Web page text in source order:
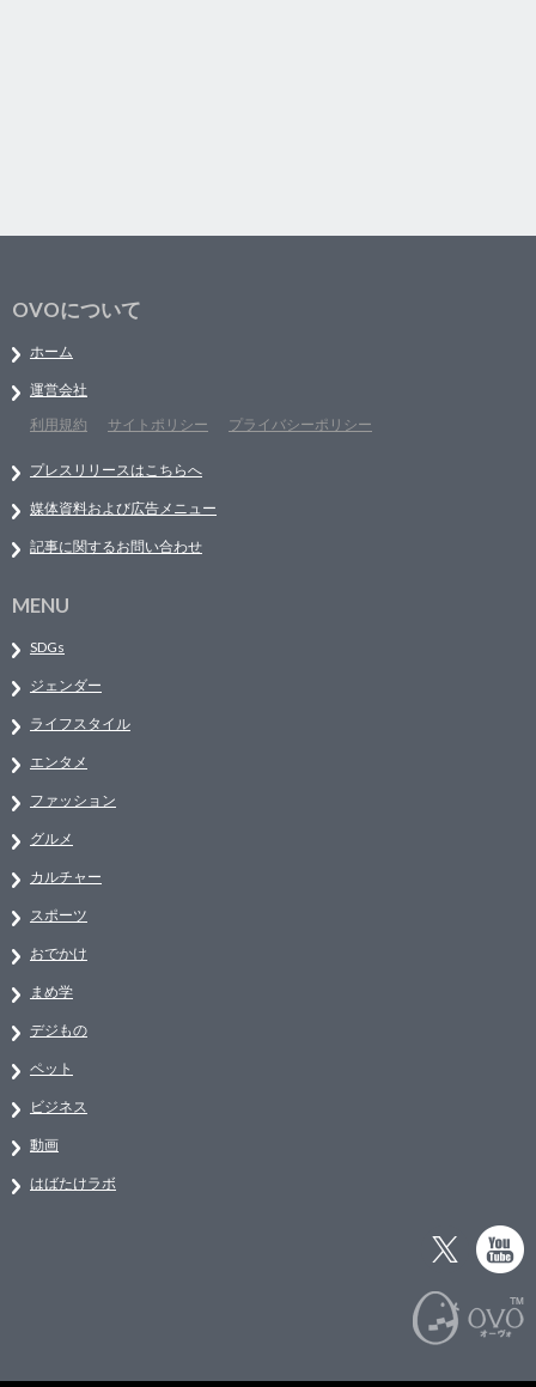
OVOについて
ホーム
運営会社
利用規約
サイトポリシー プライバシーポリシー
プレスリリースはこちらへ
媒体資料および広告メニュー
記事に関するお問い合わせ
MENU
SDGs
ジェンダー
ライフスタイル
エンタメ
ファッション
グルメ
カルチャー
スポーツ
おでかけ
まめ学
デジもの
ペット
ビジネス
動画
はばたけラボ